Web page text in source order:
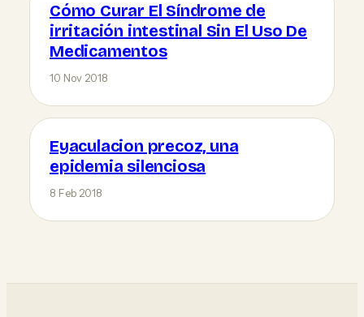
Cómo Curar El Síndrome de
irritación intestinal Sin El Uso De
Medicamentos
10 Nov 2018
Eyaculacion precoz, una
epidemia silenciosa
8 Feb 2018